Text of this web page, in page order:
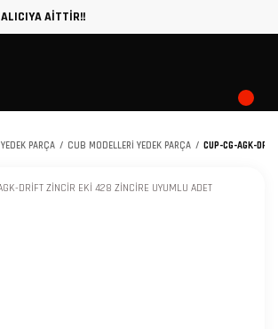
ALICIYA AİTTİR!!
PARÇA CUB MODELLERİ YEDEK PARÇA CUP-CG-AGK-